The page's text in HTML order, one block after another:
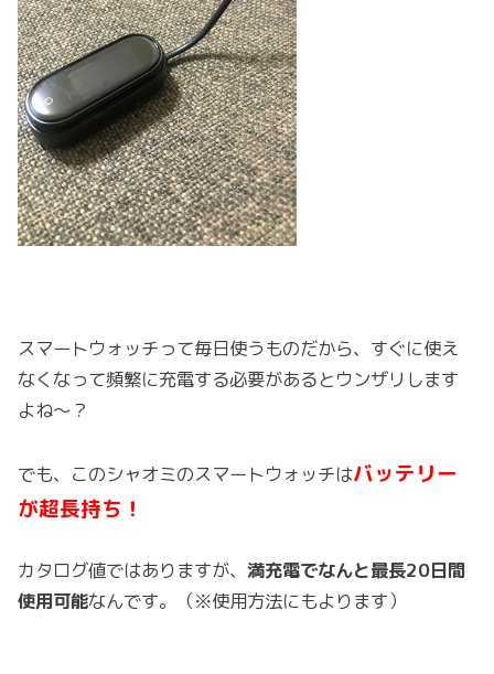
スマートウォッチって毎日使うものだから、すぐに使え
なくなって頻繁に充電する必要があるとウンザリします
よね～？
でも、このシャオミのスマートウォッチはバッテリー
が超長持ち！
カタログ値ではありますが、満充電でなんと最長20日間
使用可能なんです。（※使用方法にもよります）